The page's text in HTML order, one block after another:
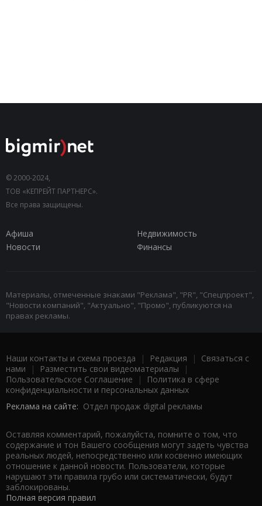
© 2000-2024,
ТОВ «КЕПРЕЙТ ПАРТНЕРС».
Все права защищены.
Афиша
Недвижимость
Новости
Финансы
Материалы, отмеченные знаками "Реклама", "PR", "Спецпроект",
"Новости компаний", "Актуально", "Промо", публикуются на
правах рекламы.
Наши контакты и схема проезда | Редакция | Связаться с
нами | Разместить свои видеоматериалы |
Пользовательское Соглашение |
Политика в сфере
конфиденциальности и персональных данных
Реклама на сайте: Отдел продаж digital рекламы
Оставляя комментарий, пожалуйста, помните о том, что
содержание и тон Вашего сообщения могут задеть чувства
реальных людей, непосредственно или косвенно имеющих
отношение к данной новости. Пользователи, которые
нарушают эти правила грубо или систематически, будут
заблокированы.
Полная версия правил